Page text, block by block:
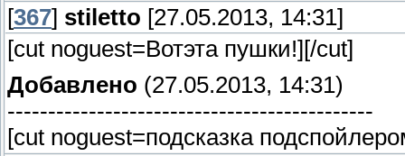
[367] stiletto [27.05.2013, 14:31]
[cut noguest=Вотэта пушки!] [/cut]
Добавлено (27.05.2013, 14:31)
---------------------------------------------
[cut noguest=подсказка